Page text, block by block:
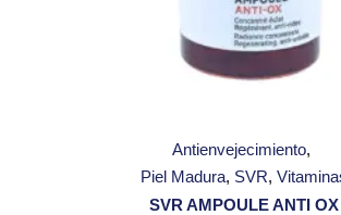
Antienvejecimiento
Piel Madura SVR
SVR AMPOULE ANTI OX